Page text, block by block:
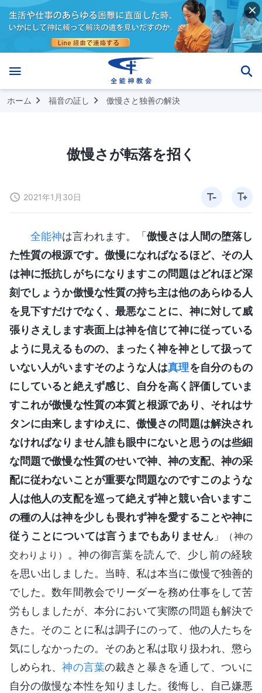
ホーム 福音の証し 傲慢さと独善の解決
傲慢さが転落を招く
2021年1月30日
全能神は言われます。「傲慢さは人間の堕落し
た性質の根源です。傲慢になればなるほど、その人
は神に抵抗しがちになりますこの問題はどれほど深
刻でしょうか傲慢な性質の持ち主は他のあらゆる人
を見下すだけでなく、最悪なことに、神に対して威
張りさえします表面上は神を信じて神に従っている
ように見えるものの、まったく神を神として扱って
いない人がいますそのような人は真理を自分のもの
にしていると絶えず感じ、自分を高く評価していま
すこれが傲慢な性質の本質と根源であり、それはサ
タンに由来しますゆえに、傲慢さの問題は解決され
なければなりません誰も眼中にないと思うのは些細
な問題で傲慢な性質のせいで神、神の支配、神の采
配に従わないことが重要な問題なのですこのような
人は他人の支配を巡って絶えず神と競い合いますこ
の種の人は神を少しも畏れず神を愛することや神に
従うことについては言うまでもありません」
（神の
交わりより）
。神の御言葉を読んで、少し前の経験
を思い出しました。当時、私は本当に傲慢で独善的
でした。数年間教会でリーダーを務め仕事をして苦
労もしましたが、本分において実際の問題も解決で
きた。そのことに私は調子にのって、他の人たちを
気にしなかったの。そのあと私は取り扱われ、懲ら
しめられ、神の言葉の裁きと暴きを通して、ついに
自分の傲慢な本性を知りました。後悔し、自己嫌悪